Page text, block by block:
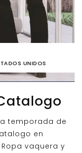
UNIDOS
temporada de
en
vaquera y